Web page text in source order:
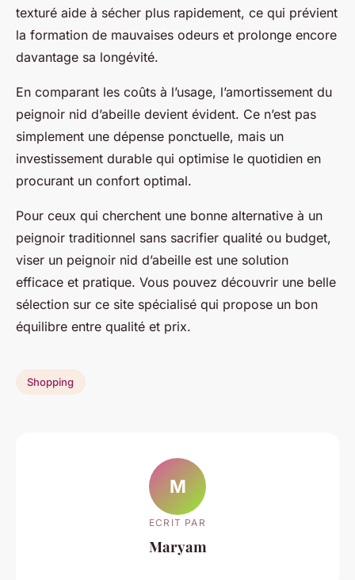
texturé aide à sécher plus rapidement, ce qui prévient
la formation de mauvaises odeurs et prolonge encore
davantage sa longévité.
En comparant les coûts à l’usage, l’amortissement du
peignoir nid d’abeille devient évident. Ce n’est pas
simplement une dépense ponctuelle, mais un
investissement durable qui optimise le quotidien en
procurant un confort optimal.
Pour ceux qui cherchent une bonne alternative à un
peignoir traditionnel sans sacrifier qualité ou budget,
viser un peignoir nid d’abeille est une solution
efficace et pratique. Vous pouvez découvrir une belle
sélection sur ce site spécialisé qui propose un bon
équilibre entre qualité et prix.
Shopping
M
ECRIT PAR
Maryam